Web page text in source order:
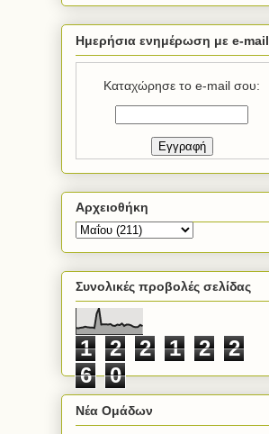
Ημερήσια ενημέρωση με e-mail
Καταχώρησε το e-mail σου:
Αρχειοθήκη
Συνολικές προβολές σελίδας
1 2 2 1 2
2
6
0
Νέα Ομάδων